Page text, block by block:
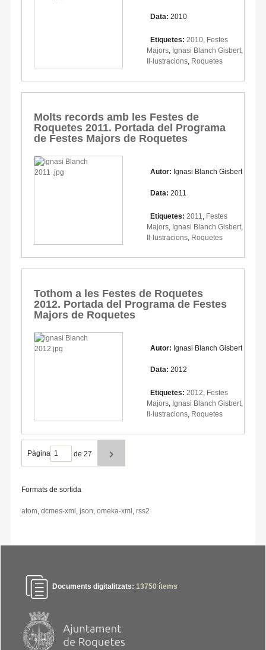
Data: 2010
Etiquetes: 2010 Festes
Majors Ignasi Blanch Gisbert
Il·lustracions Roquetes
Molts records amb les Festes de
Roquetes 2011. Portada del Programa
de Festes Majors de Roquetes
Autor: Ignasi Blanch Gisbert
Data: 2011
Etiquetes: 2011
Festes
Majors Ignasi Blanch Gisbert
Il·lustracions Roquetes
Tothom a les Festes de Roquetes
2012. Portada del Programa de Festes
Majors de Roquetes
Autor: Ignasi Blanch Gisbert
Data: 2012
Etiquetes: 2012 Festes
Majors Ignasi Blanch Gisbert
Il·lustracions Roquetes
Pàgina de 27
Formats de sortida
atom dcmes-xml json omeka-xml rss2
Documents digitalitzats: 13750 ítems